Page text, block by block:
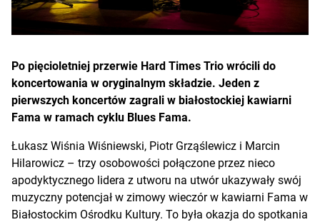
Po pięcioletniej przerwie Hard Times Trio wrócili do
koncertowania w oryginalnym składzie. Jeden z
pierwszych koncertów zagrali w białostockiej kawiarni
Fama w ramach cyklu Blues Fama.
Łukasz Wiśnia Wiśniewski, Piotr Grząślewicz i Marcin
Hilarowicz – trzy osobowości połączone przez nieco
apodyktycznego lidera z utworu na utwór ukazywały swój
muzyczny potencjał w zimowy wieczór w kawiarni Fama w
Białostockim Ośrodku Kultury. To była okazja do spotkania